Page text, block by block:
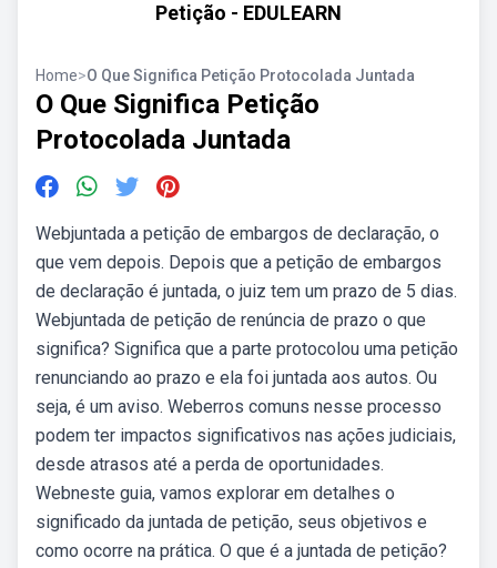
Petição - EDULEARN
Home>O Que Significa Petição Protocolada Juntada
O Que Significa Petição
Protocolada Juntada
Webjuntada a petição de embargos de declaração, o
que vem depois. Depois que a petição de embargos
de declaração é juntada, o juiz tem um prazo de 5 dias.
Webjuntada de petição de renúncia de prazo o que
significa? Significa que a parte protocolou uma petição
renunciando ao prazo e ela foi juntada aos autos. Ou
seja, é um aviso. Weberros comuns nesse processo
podem ter impactos significativos nas ações judiciais,
desde atrasos até a perda de oportunidades.
Webneste guia, vamos explorar em detalhes o
significado da juntada de petição, seus objetivos e
como ocorre na prática. O que é a juntada de petição?